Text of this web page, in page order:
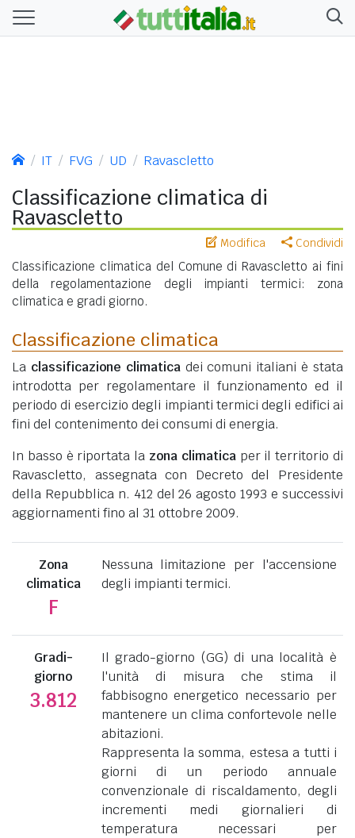
IT FVG UD Ravascletto
Classificazione climatica di
Ravascletto
Modifica Condividi
Classificazione climatica del Comune di Ravascletto ai fini
della regolamentazione degli impianti termici: zona
climatica e gradi giorno.
Classificazione climatica
La classificazione climaticadei comuni italiani è stata
introdotta per regolamentare il funzionamento ed il
periodo di esercizio degli impianti termici degli edifici ai
fini del contenimento dei consumi di energia.
In basso è riportata la zona climaticaper il territorio di
Ravascletto, assegnata con Decreto del Presidente
della Repubblica n. 412 del 26 agosto 1993 e successivi
aggiornamenti fino al 31 ottobre 2009.
Zona
climatica
F
Nessuna limitazione per l'accensione
degli impianti termici.
Gradi-
giorno
3.812
Il grado-giorno (GG) di una località è
l'unità di misura che stima il
fabbisogno energetico necessario per
mantenere un clima confortevole nelle
abitazioni.
Rappresenta la somma, estesa a tutti i
giorni di un periodo annuale
convenzionale di riscaldamento, degli
incrementi medi giornalieri di
temperatura necessari per